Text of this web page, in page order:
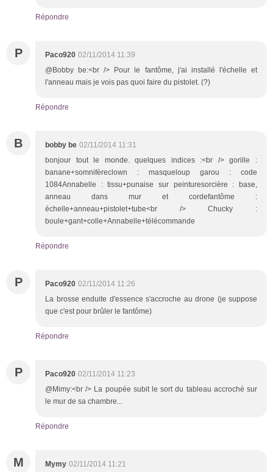
Répondre
P Paco920 02/11/2014 11:39
@Bobby be:<br /> Pour le fantôme, j'ai installé l'échelle et
l'anneau mais je vois pas quoi faire du pistolet. (?)
Répondre
B bobby be 02/11/2014 11:31
bonjour tout le monde. quelques indices :<br /> gorille :
banane+somnifèreclown : masqueloup garou : code
1084Annabelle : tissu+punaise sur peinturesorcière : base,
anneau dans mur et cordefantôme :
échelle+anneau+pistolet+tube<br /> Chucky :
boule+gant+colle+Annabelle+télécommande
Répondre
P Paco920 02/11/2014 11:26
La brosse enduite d'essence s'accroche au drone (je suppose
que c'est pour brûler le fantôme)
Répondre
P Paco920 02/11/2014 11:23
@Mimy:<br /> La poupée subit le sort du tableau accroché sur
le mur de sa chambre...
Répondre
M Mymy 02/11/2014 11:21